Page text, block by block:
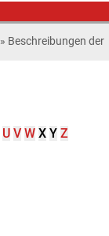
» Beschreibungen der
U V W X Y Z